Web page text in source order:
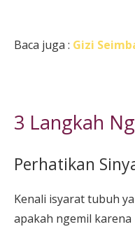
Baca juga : Gizi
3 Langkah
Perhatikan
Kenali isyarat tubuh
apakah ngemil